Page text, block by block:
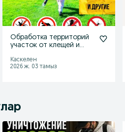
Обработка территорий
участок от клещей и
Каскелен
2026 ж. 03 тамыз